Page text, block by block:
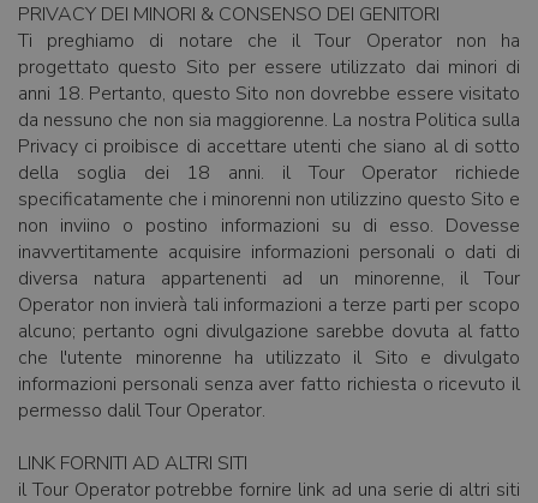
PRIVACY DEI MINORI & CONSENSO DEI GENITORI
Ti preghiamo di notare che il Tour Operator non ha
progettato questo Sito per essere utilizzato dai minori di
anni 18. Pertanto, questo Sito non dovrebbe essere visitato
da nessuno che non sia maggiorenne. La nostra Politica sulla
Privacy ci proibisce di accettare utenti che siano al di sotto
della soglia dei 18 anni. il Tour Operator richiede
specificatamente che i minorenni non utilizzino questo Sito e
non inviino o postino informazioni su di esso. Dovesse
inavvertitamente acquisire informazioni personali o dati di
diversa natura appartenenti ad un minorenne, il Tour
Operator non invierà tali informazioni a terze parti per scopo
alcuno; pertanto ogni divulgazione sarebbe dovuta al fatto
che l'utente minorenne ha utilizzato il Sito e divulgato
informazioni personali senza aver fatto richiesta o ricevuto il
permesso dalil Tour Operator.
LINK FORNITI AD ALTRI SITI
il Tour Operator potrebbe fornire link ad una serie di altri siti